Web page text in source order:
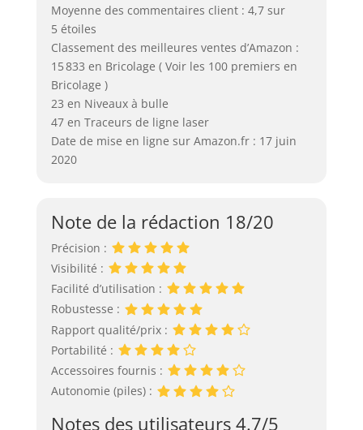
Moyenne des commentaires client : 4,7 sur
5 étoiles
Classement des meilleures ventes d’Amazon :
15 833 en Bricolage ( Voir les 100 premiers en
Bricolage )
23 en Niveaux à bulle
47 en Traceurs de ligne laser
Date de mise en ligne sur Amazon.fr : 17 juin
2020
Note de la rédaction 18/20
Précision :
Visibilité :
Facilité d’utilisation :
Robustesse :
Rapport qualité/prix :
Portabilité :
Accessoires fournis :
Autonomie (piles) :
Notes des utilisateurs 4.7/5